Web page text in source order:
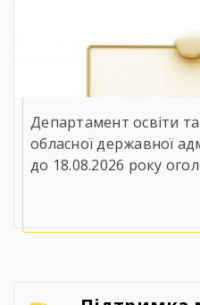
Департамент освіти
обласної державної
до 18.08.2026 року
Державного
«Ярмолинецький